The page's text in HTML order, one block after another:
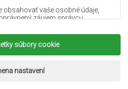
vaše osobné údaje,
záujem správcu
služieb na našej
aktivít správcu osobných
partnerov.
cookie a spracovaní osobných
súbory cookie
nastavení
koberce
Chemex.Všetky práva
www.dimax.pl